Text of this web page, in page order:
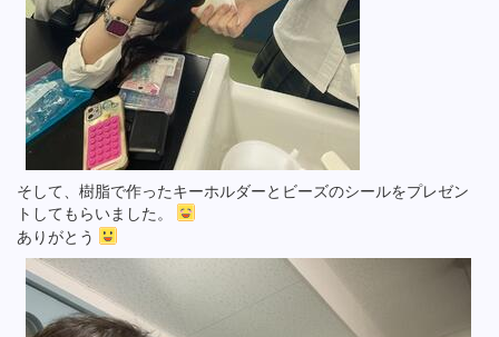
そして、樹脂で作ったキーホルダーとビーズのシールをプレゼン
トしてもらいました。
ありがとう